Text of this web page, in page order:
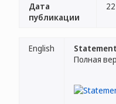
Дата
публикации
English
Полная